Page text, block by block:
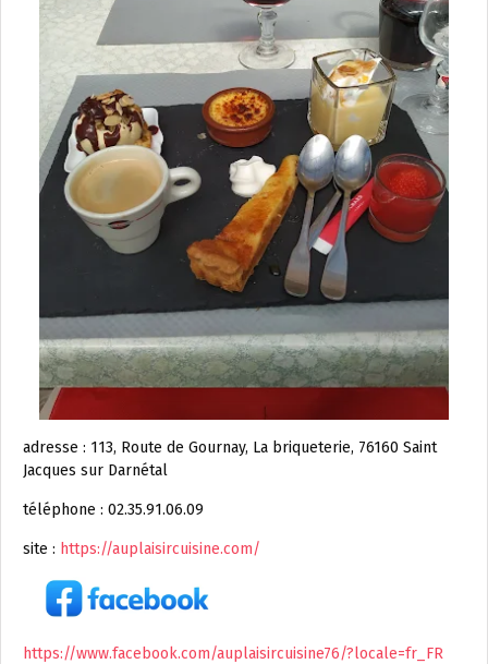
adresse : 113, Route de Gournay, La briqueterie, 76160 Saint
Jacques sur Darnétal
téléphone : 02.35.91.06.09
site : https://auplaisircuisine.com/
https://www.facebook.com/auplaisircuisine76/?locale=fr_FR